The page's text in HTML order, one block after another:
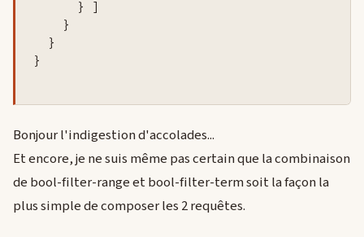
      } ]
    }
  }
}
Bonjour l'indigestion d'accolades...
Et encore, je ne suis même pas certain que la combinaison
de bool-filter-range et bool-filter-term soit la façon la
plus simple de composer les 2 requêtes.